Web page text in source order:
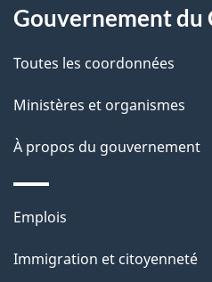
t
a
l
s
l
a
propos
ce
site
Gouvernement du
Toutes les coordonnées
Ministères et organismes
À propos du gouvernement
Thèmes
sujets
Emplois
Immigration et citoyenneté